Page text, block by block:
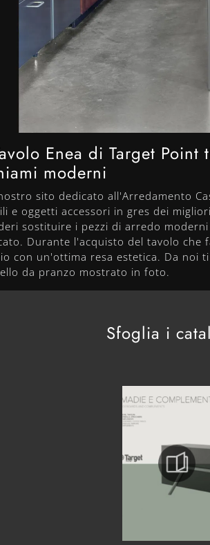
Enea di Target
moderni
sito dedicato all'Arredamento
e oggetti accessori in gres dei
sostituire i pezzi di arredo
Durante l'acquisto del tavolo che
con un'ottima resa estetica. Da noi
da pranzo mostrato in foto.
Sfoglia i